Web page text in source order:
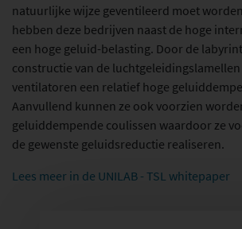
natuurlijke wijze geventileerd moet
hebben deze bedrijven naast de hoge
een hoge geluid-belasting. Door de
constructie van de
ventilatoren een relatief hoge
Aanvullend kunnen ze ook voorzien
geluiddempende coulissen waardoor ze
de gewenste geluidsreductie realiseren.
Lees meer in de UNILAB - TSL whitepaper
Producten daklicht
RWA ROOK- EN
RENOVATIEWERKZAAMHEDEN
BRANDWERENDE DAKEN
POLYCARBONAAT
PARKEERGARAGEVENTILATIE